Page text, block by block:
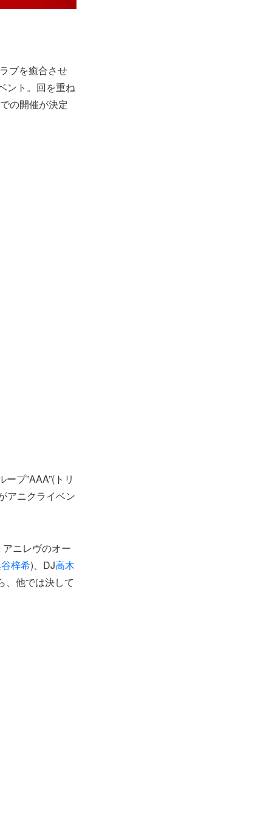
ブを癒合させ
ント。回を重ね
の開催が決定
プ”AAA”(トリ
アニクライベン
ニレヴのオー
梓希)、DJ高木
、他では決して